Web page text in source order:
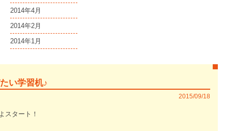
2014年4月
2014年2月
2014年1月
い学習机♪
2015/09/18
スタート！